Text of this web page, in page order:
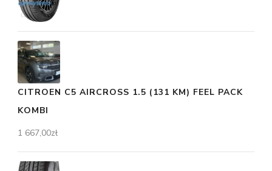
CITROEN C5 AIRCROSS 1.5 (131 KM) FEEL PACK
KOMBI
1 667,00zł